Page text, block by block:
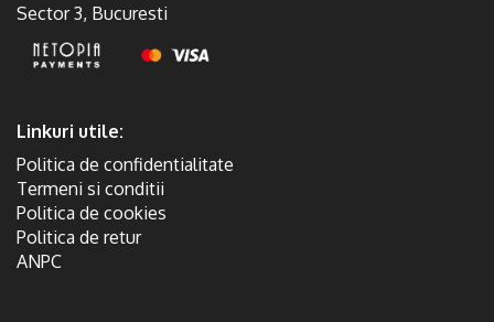
Sector 3, Bucuresti
Linkuri utile:
Politica de confidentialitate
Termeni si conditii
Politica de cookies
Politica de retur
ANPC